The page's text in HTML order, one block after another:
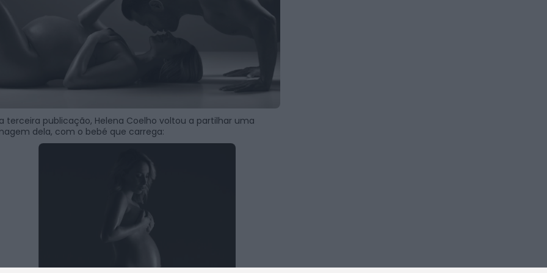
terceira publicação, Helena Coelho voltou a partilhar uma
dela, com o bebé que carrega: